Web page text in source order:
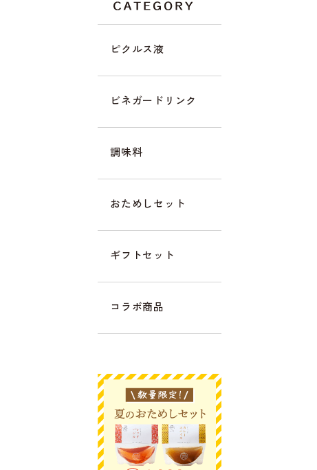
ピクルス液
ビネガードリンク
調味料
おためしセット
ギフトセット
コラボ商品